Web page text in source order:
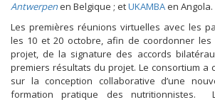
Antwerpenen Belgique ; etUKAMBAen Angola.
Les premières réunions virtuelles avec les
les 10 et 20 octobre, afin de coordonner les
projet, de la signature des accords
premiers résultats du projet. Le consortium a
sur la conception collaborative d’une
formation pratique des nutritionnistes.